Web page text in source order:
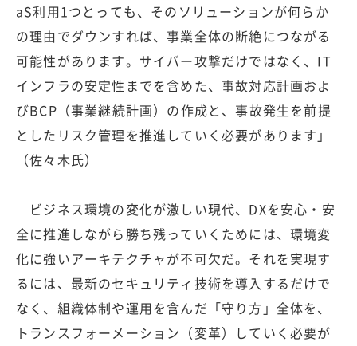
aS利用1つとっても、そのソリューションが何らか
の理由でダウンすれば、事業全体の断絶につながる
可能性があります。サイバー攻撃だけではなく、IT
インフラの安定性までを含めた、事故対応計画およ
びBCP（事業継続計画）の作成と、事故発生を前提
としたリスク管理を推進していく必要があります」
（佐々木氏）
ビジネス環境の変化が激しい現代、DXを安心・安
全に推進しながら勝ち残っていくためには、環境変
化に強いアーキテクチャが不可欠だ。それを実現す
るには、最新のセキュリティ技術を導入するだけで
なく、組織体制や運用を含んだ「守り方」全体を、
トランスフォーメーション（変革）していく必要が